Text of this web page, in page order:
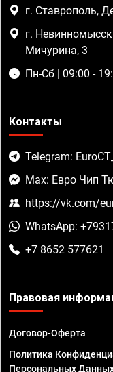
г. Ставрополь,
г.
Мичурина, 3
Пн-Сб | 09:00 -
Контакты
Telegram:
Max: Евро Чип
https://vk.com/
WhatsApp:
+7 8652 577621
Правовая
Договор-Оферта
Политика
Персональных